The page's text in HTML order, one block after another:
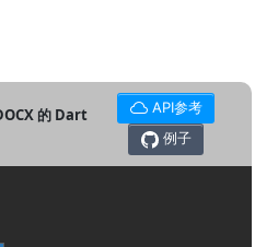
的 Dart
API参考
例子